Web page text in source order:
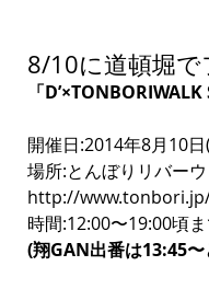
8/10に道頓堀で
「
開催日:2014年8月10日
場所:とんぼりリバー
http://
時間:12:00〜19:00頃
(翔GAN出番は13:45